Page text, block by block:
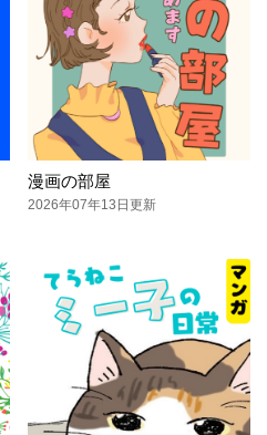
漫画の部屋
2026年07年13日更新